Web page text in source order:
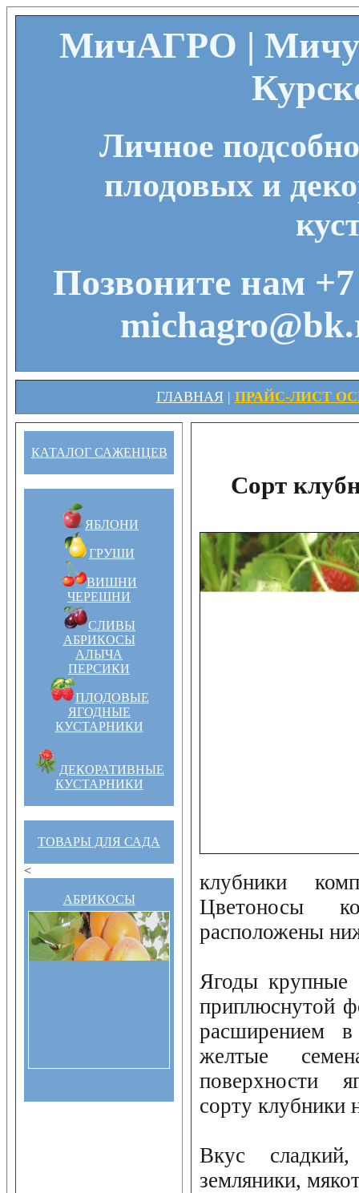
МичАГРО |
Личное
плодовых и
Позвоните нам
ГЛАВНАЯ| ПРАЙС-ЛИСТ
КАТАЛОГ САЖЕНЦЕВ
ЯБЛОНИ
ГРУШИ
ВИШНИ
ЧЕРЕШНИ
СЛИВЫ
АБРИКОСЫ
АЛЫЧА
ПЕРСИКИ
ПЛОДОВЫЕ
ЯГОДНЫЕ
КУСТАРНИКИ
ДЕКОРАТИВНЫЕ
КУСТАРНИКИ
ТОВАРЫ ДЛЯ САДА
<
АБРИКОСЫ
Сорт
клубники
Цветоносы
расположены
Ягоды крупные
приплюснутой
расширением
желтые
поверхности
сорту клубники
Вкус
земляники,